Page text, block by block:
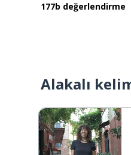
177b değerlendirme
Alakalı